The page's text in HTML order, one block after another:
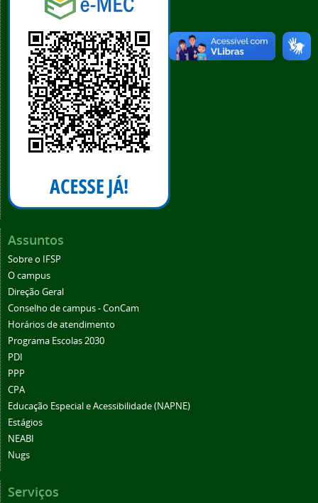
Assuntos
Sobre o IFSP
O campus
Direção Geral
Conselho de campus - ConCam
Horários de atendimento
Programa Escolas 2030
PDI
PPP
CPA
Educação Especial e Acessibilidade (NAPNE)
Estágios
NEABI
Nugs
Serviços